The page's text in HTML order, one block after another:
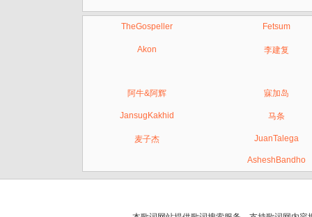
TheGospeller Fetsum
Akon 李建复
阿牛&阿辉 寐加岛
JansugKakhid 马条
麦子杰 JuanTalega
AsheshBandho